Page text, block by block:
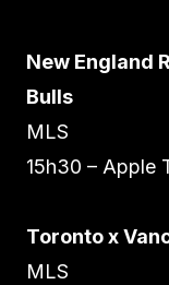
New England
Bulls
MLS
15h30 – Apple
Toronto x
MLS